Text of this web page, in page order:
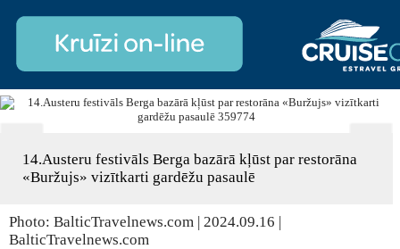
14.Austeru festivāls Berga bazārā kļūst par restorāna
«Buržujs» vizītkarti gardēžu pasaulē
Photo: BalticTravelnews.com | 2024.09.16 |
BalticTravelnews.com